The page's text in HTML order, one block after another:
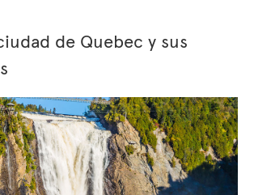
de Quebec y sus